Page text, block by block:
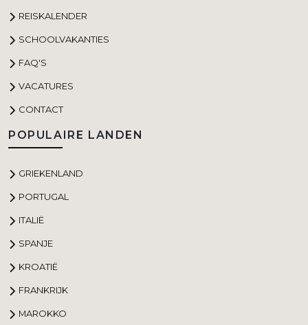
REISKALENDER
SCHOOLVAKANTIES
FAQ'S
VACATURES
CONTACT
POPULAIRE LANDEN
GRIEKENLAND
PORTUGAL
ITALIË
SPANJE
KROATIË
FRANKRIJK
MAROKKO